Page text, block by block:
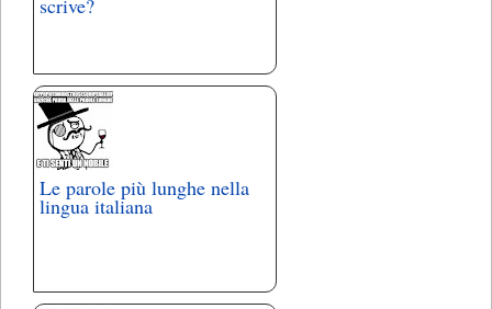
scrive?
Le parole più lunghe nella
lingua italiana